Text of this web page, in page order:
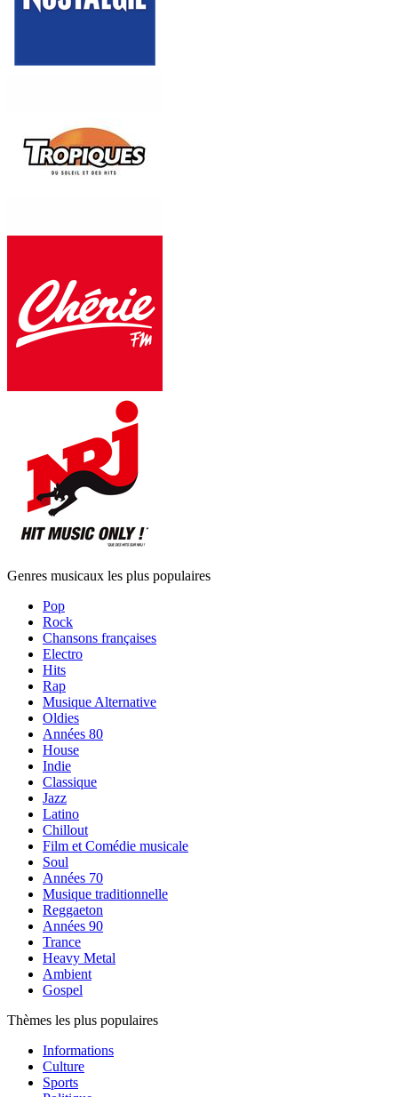
Genres musicaux les plus populaires
Pop
Rock
Chansons françaises
Electro
Hits
Rap
Musique Alternative
Oldies
Années 80
House
Indie
Classique
Jazz
Latino
Chillout
Film et Comédie musicale
Soul
Années 70
Musique traditionnelle
Reggaeton
Années 90
Trance
Heavy Metal
Ambient
Gospel
Thèmes les plus populaires
Informations
Culture
Sports